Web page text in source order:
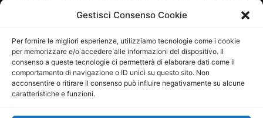
Gestisci Consenso Cookie
Per fornire le migliori esperienze, utilizziamo tecnologie come i cookie
per memorizzare e/o accedere alle informazioni del dispositivo. Il
consenso a queste tecnologie ci permetterà di elaborare dati come il
comportamento di navigazione o ID unici su questo sito. Non
acconsentire o ritirare il consenso può influire negativamente su alcune
caratteristiche e funzioni.
29/09/2015
Direttore Editoriale: Maurizio Scaglione
Direttore Responsabile: Maria Calabrese